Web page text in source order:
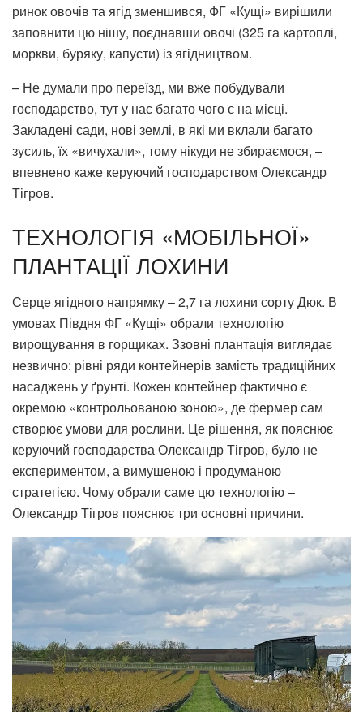
ринок овочів та ягід зменшився, ФГ «Кущі» вирішили
заповнити цю нішу, поєднавши овочі (325 га картоплі,
моркви, буряку, капусти) із ягідництвом.
– Не думали про переїзд, ми вже побудували
господарство, тут у нас багато чого є на місці.
Закладені сади, нові землі, в які ми вклали багато
зусиль, їх «вичухали», тому нікуди не збираємося, –
впевнено каже керуючий господарством Олександр
Тігров.
ТЕХНОЛОГІЯ «МОБІЛЬНОЇ»
ПЛАНТАЦІЇ ЛОХИНИ
Серце ягідного напрямку – 2,7 га лохини сорту Дюк. В
умовах Півдня ФГ «Кущі» обрали технологію
вирощування в горщиках. Ззовні плантація виглядає
незвично: рівні ряди контейнерів замість традиційних
насаджень у ґрунті. Кожен контейнер фактично є
окремою «контрольованою зоною», де фермер сам
створює умови для рослини. Це рішення, як пояснює
керуючий господарства Олександр Тігров, було не
експериментом, а вимушеною і продуманою
стратегією. Чому обрали саме цю технологію –
Олександр Тігров пояснює три основні причини.